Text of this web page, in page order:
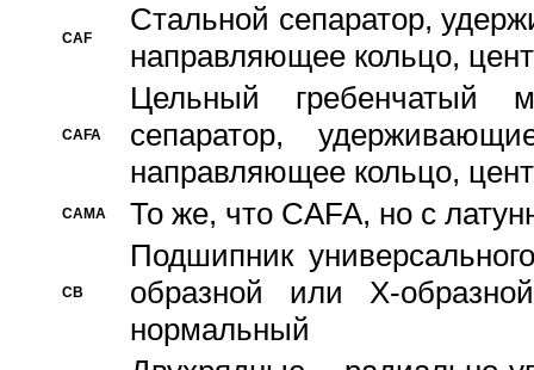
CAF
Стальной сепаратор,
направляющее кольцо,
CAFA
Цельный гребенчатый
сепаратор,
направляющее кольцо,
CAMA То же, что CAFA, но с
CB
Подшипник
образной или Х-
нормальный